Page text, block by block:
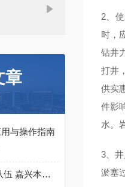
章
与操作指南
嘉兴打井 嘉兴打水井队伍 嘉兴本地打水井钻井队
2、
时，
钻井
打井
供实
件影
水。
3、
淤塞